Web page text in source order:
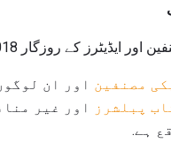
کے ذریعے تمام کاروباری اداروں کے لئے اوسط کے طور پر تیزی سے بڑھے گی.
مصنفین اور ان
پبلشرز
اور غیر
ہے.